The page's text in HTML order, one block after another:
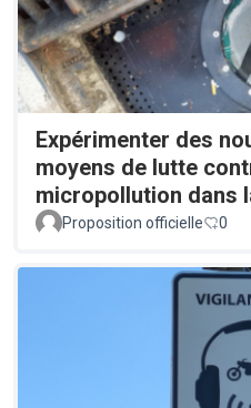
Expérimenter des
moyens de lutte
micropollution dans
Proposition officielle 0